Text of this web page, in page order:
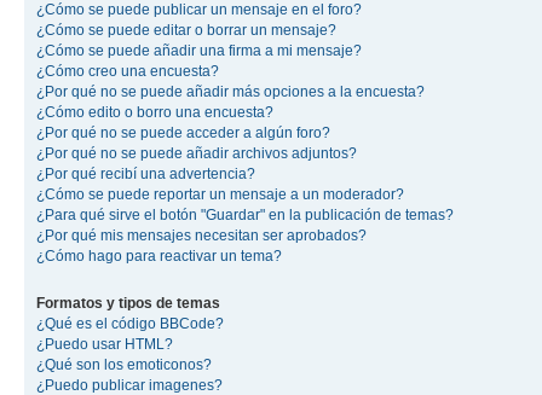
¿Cómo se puede publicar un mensaje en el foro?
¿Cómo se puede editar o borrar un mensaje?
¿Cómo se puede añadir una firma a mi mensaje?
¿Cómo creo una encuesta?
¿Por qué no se puede añadir más opciones a la encuesta?
¿Cómo edito o borro una encuesta?
¿Por qué no se puede acceder a algún foro?
¿Por qué no se puede añadir archivos adjuntos?
¿Por qué recibí una advertencia?
¿Cómo se puede reportar un mensaje a un moderador?
¿Para qué sirve el botón "Guardar" en la publicación de temas?
¿Por qué mis mensajes necesitan ser aprobados?
¿Cómo hago para reactivar un tema?
Formatos y tipos de temas
¿Qué es el código BBCode?
¿Puedo usar HTML?
¿Qué son los emoticonos?
¿Puedo publicar imagenes?